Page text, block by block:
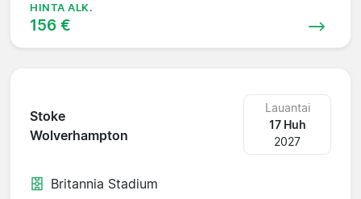
HINTA ALK.
156 €
Stoke
Wolverhampton
Lauantai
17 Huh
2027
Britannia Stadium